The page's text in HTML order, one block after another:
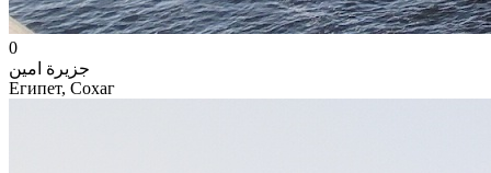
0
جزيرة امين
Египет, Сохаг